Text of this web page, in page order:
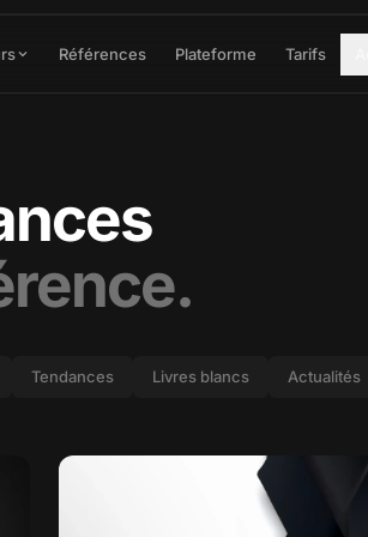
Références Plateforme Tarifs
Tendances Livres blancs Actualités